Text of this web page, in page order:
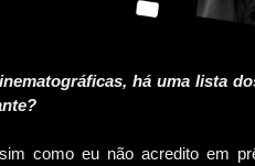
há uma lista
como eu não acredito em